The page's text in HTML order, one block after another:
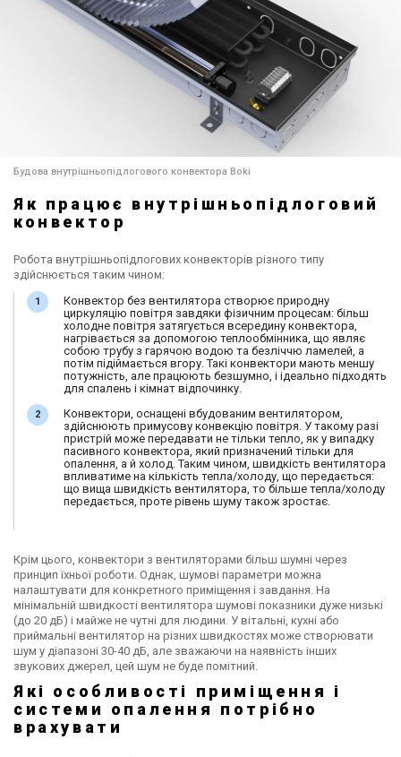
Будова внутрішньопідлогового конвектора Boki
Як працює внутрішньопідлоговий
конвектор
Робота внутрішньопідлогових конвекторів різного типу
здійснюється таким чином:
Конвектор без вентилятора створює природну
циркуляцію повітря завдяки фізичним процесам: більш
холодне повітря затягується всередину конвектора,
нагрівається за допомогою теплообмінника, що являє
собою трубу з гарячою водою та безліччю ламелей, а
потім підіймається вгору. Такі конвектори мають меншу
потужність, але працюють безшумно, і ідеально підходять
для спалень і кімнат відпочинку.
Конвектори, оснащені вбудованим вентилятором,
здійснюють примусову конвекцію повітря. У такому разі
пристрій може передавати не тільки тепло, як у випадку
пасивного конвектора, який призначений тільки для
опалення, а й холод. Таким чином, швидкість вентилятора
впливатиме на кількість тепла/холоду, що передається:
що вища швидкість вентилятора, то більше тепла/холоду
передається, проте рівень шуму також зростає.
Крім цього, конвектори з вентиляторами більш шумні через
принцип їхньої роботи. Однак, шумові параметри можна
налаштувати для конкретного приміщення і завдання. На
мінімальній швидкості вентилятора шумові показники дуже низькі
(до 20 дБ) і майже не чутні для людини. У вітальні, кухні або
приймальні вентилятор на різних швидкостях може створювати
шум у діапазоні 30-40 дБ, але зважаючи на наявність інших
звукових джерел, цей шум не буде помітний.
Які особливості приміщення і
системи опалення потрібно
врахувати